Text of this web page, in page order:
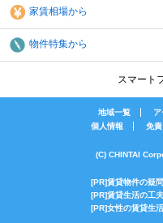
家賃相場から
物件特集から
スマート
地域一覧
個人情報
免責
(C) CHINTAI
[PR]賃貸物件の疑
[PR]賃貸生活の工
[PR]女性の賃貸生